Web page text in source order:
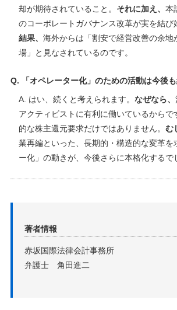
却が期待されていること。 それに加え、本
のコーポレートガバナンス改革が実を結び
結果、海外からは「割安で経営改善の余地
場」と見なされているのです。
Q. 「オペレーター化」のための活動は今後
A. はい、続くと考えられます。なぜなら、
アクティビストに有利に働いているからで
的な株主還元要求だけではありません。む
業再編といった、長期的・構造的な変革を
ー化」の動きが、今後さらに本格化するで
著者情報
赤坂国際法律会計事務所
弁護士 角田進二